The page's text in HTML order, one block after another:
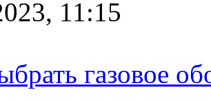
11:15
газовое